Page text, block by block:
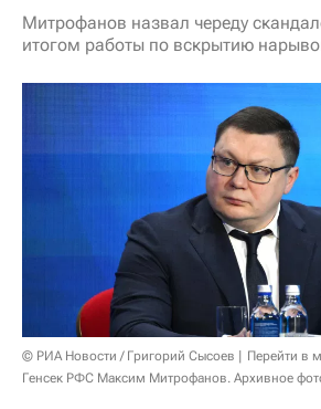
Митрофанов назвал череду
итогом работы по вскрытию
© РИА Новости / Григорий Сысоев
Перейти в
Генсек РФС Максим Митрофанов. Архивное